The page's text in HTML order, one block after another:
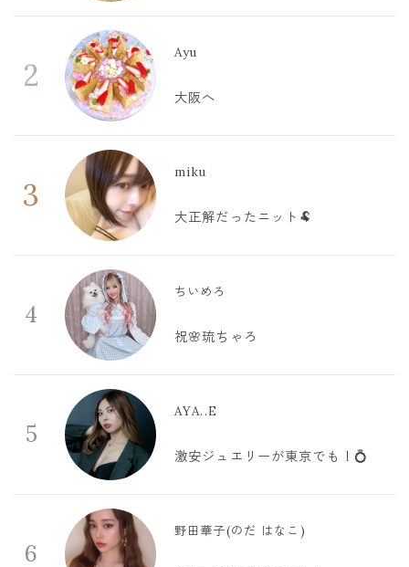
2
Ayu
大阪へ
3
miku
大正解だったニット🐏
4
ちいめろ
祝🌸琉ちゃろ
5
AYA..E
激安ジュエリーが東京でも！💍
6
野田華子(のだ はなこ)